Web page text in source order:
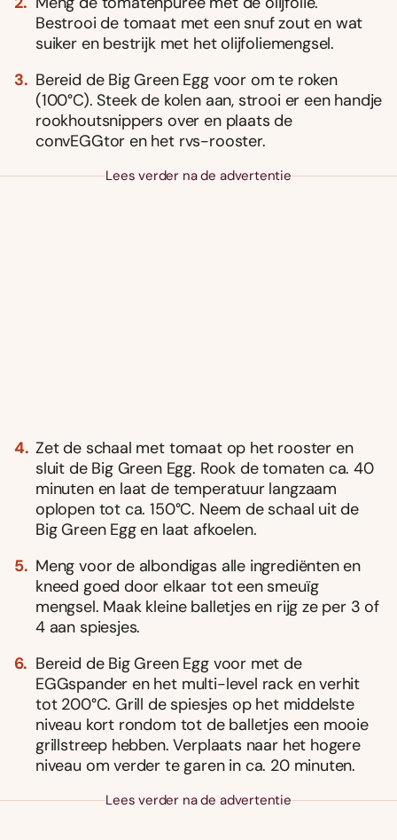
Bestrooi de tomaat met een snuf zout en wat
suiker en bestrijk met het olijfoliemengsel.
Bereid de Big Green Egg voor om te roken
(100°C). Steek de kolen aan, strooi er een handje
rookhoutsnippers over en plaats de
convEGGtor en het rvs-rooster.
Lees verder na de advertentie
Zet de schaal met tomaat op het rooster en
sluit de Big Green Egg. Rook de tomaten ca. 40
minuten en laat de temperatuur langzaam
oplopen tot ca. 150°C. Neem de schaal uit de
Big Green Egg en laat afkoelen.
Meng voor de albondigas alle ingrediënten en
kneed goed door elkaar tot een smeuïg
mengsel. Maak kleine balletjes en rijg ze per 3 of
4 aan spiesjes.
Bereid de Big Green Egg voor met de
EGGspander en het multi-level rack en verhit
tot 200°C. Grill de spiesjes op het middelste
niveau kort rondom tot de balletjes een mooie
grillstreep hebben. Verplaats naar het hogere
niveau om verder te garen in ca. 20 minuten.
Lees verder na de advertentie